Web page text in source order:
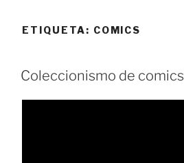
ETIQUETA: COMICS
Coleccionismo de comics